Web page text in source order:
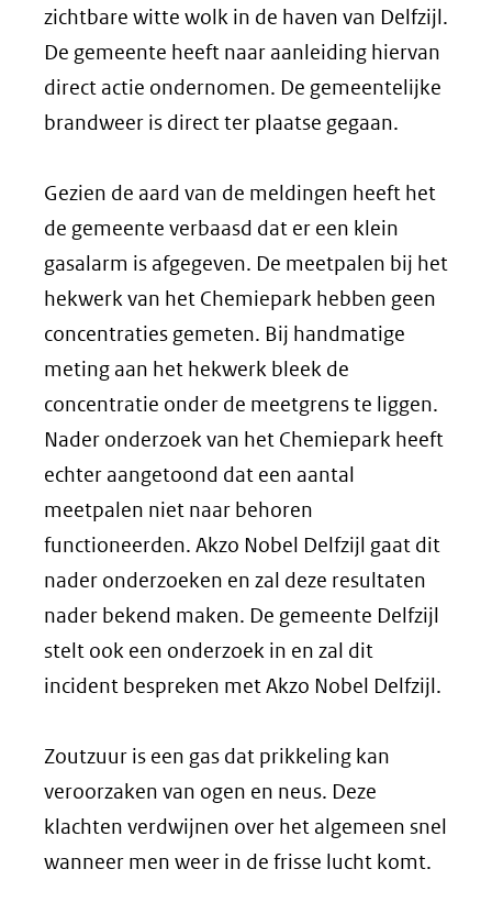
zichtbare witte wolk in de haven van Delfzijl.
De gemeente heeft naar aanleiding hiervan
direct actie ondernomen. De gemeentelijke
brandweer is direct ter plaatse gegaan.
Gezien de aard van de meldingen heeft het
de gemeente verbaasd dat er een klein
gasalarm is afgegeven. De meetpalen bij het
hekwerk van het Chemiepark hebben geen
concentraties gemeten. Bij handmatige
meting aan het hekwerk bleek de
concentratie onder de meetgrens te liggen.
Nader onderzoek van het Chemiepark heeft
echter aangetoond dat een aantal
meetpalen niet naar behoren
functioneerden. Akzo Nobel Delfzijl gaat dit
nader onderzoeken en zal deze resultaten
nader bekend maken. De gemeente Delfzijl
stelt ook een onderzoek in en zal dit
incident bespreken met Akzo Nobel Delfzijl.
Zoutzuur is een gas dat prikkeling kan
veroorzaken van ogen en neus. Deze
klachten verdwijnen over het algemeen snel
wanneer men weer in de frisse lucht komt.